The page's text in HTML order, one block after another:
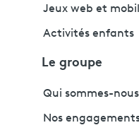
Jeux web et
Activités enfants
Le groupe
Qui sommes-
Nos